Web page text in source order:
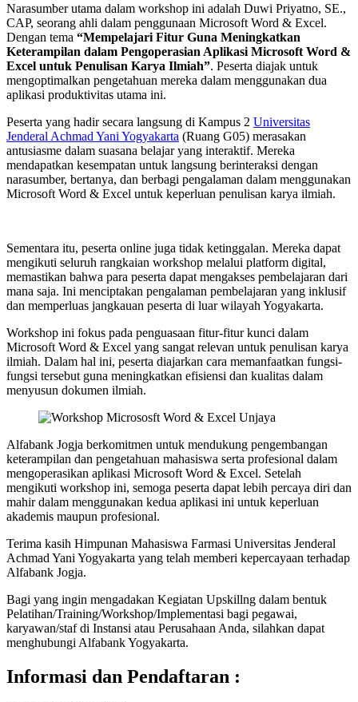
Narasumber utama dalam workshop ini adalah Duwi Priyatno, SE.,
CAP, seorang ahli dalam penggunaan Microsoft Word & Excel.
Dengan tema “Mempelajari Fitur Guna Meningkatkan
Keterampilan dalam Pengoperasian Aplikasi Microsoft Word &
Excel untuk Penulisan Karya Ilmiah”. Peserta diajak untuk
mengoptimalkan pengetahuan mereka dalam menggunakan dua
aplikasi produktivitas utama ini.
Peserta yang hadir secara langsung di Kampus 2 Universitas
Jenderal Achmad Yani Yogyakarta (Ruang G05) merasakan
antusiasme dalam suasana belajar yang interaktif. Mereka
mendapatkan kesempatan untuk langsung berinteraksi dengan
narasumber, bertanya, dan berbagi pengalaman dalam menggunakan
Microsoft Word & Excel untuk keperluan penulisan karya ilmiah.
Sementara itu, peserta online juga tidak ketinggalan. Mereka dapat
mengikuti seluruh rangkaian workshop melalui platform digital,
memastikan bahwa para peserta dapat mengakses pembelajaran dari
mana saja. Ini menciptakan pengalaman pembelajaran yang inklusif
dan memperluas jangkauan peserta di luar wilayah Yogyakarta.
Workshop ini fokus pada penguasaan fitur-fitur kunci dalam
Microsoft Word & Excel yang sangat relevan untuk penulisan karya
ilmiah. Dalam hal ini, peserta diajarkan cara memanfaatkan fungsi-
fungsi tersebut guna meningkatkan efisiensi dan kualitas dalam
menyusun dokumen ilmiah.
Alfabank Jogja berkomitmen untuk mendukung pengembangan
keterampilan dan pengetahuan mahasiswa serta profesional dalam
mengoperasikan aplikasi Microsoft Word & Excel. Setelah
mengikuti workshop ini, semoga peserta dapat lebih percaya diri dan
mahir dalam menggunakan kedua aplikasi ini untuk keperluan
akademis maupun profesional.
Terima kasih Himpunan Mahasiswa Farmasi Universitas Jenderal
Achmad Yani Yogyakarta yang telah memberi kepercayaan terhadap
Alfabank Jogja.
Bagi yang ingin mengadakan Kegiatan Upskillng dalam bentuk
Pelatihan/Training/Workshop/Implementasi bagi pegawai,
karyawan/staf di Instansi atau Perusahaan Anda, silahkan dapat
menghubungi Alfabank Yogyakarta.
Informasi dan Pendaftaran :